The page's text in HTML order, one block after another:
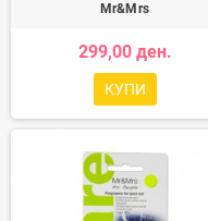
Mr&Mrs
299,00 ден.
КУПИ